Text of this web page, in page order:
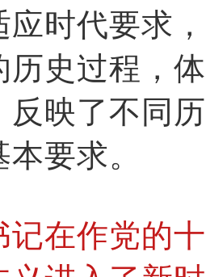
应时代要求
历史过程，
反映了不同
要求。
记在作党的